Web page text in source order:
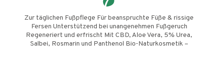
Zur täglichen Fußpflege Für beanspruchte Füße & rissige
Fersen Unterstützend bei unangenehmen Fußgeruch
Regeneriert und erfrischt Mit CBD, Aloe Vera, 5% Urea,
Salbei, Rosmarin und Panthenol Bio-Naturkosmetik –